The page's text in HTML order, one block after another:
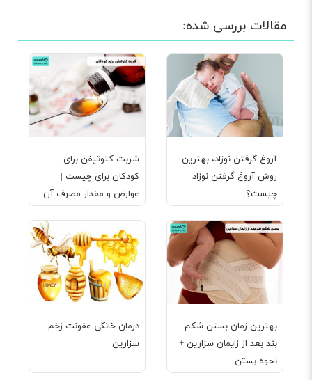
مقالات بررسی شده:
شربت کتوتیفن برای
کودکان برای چیست |
عوارض و مقدار مصرف آن
آروغ گرفتن نوزاد، بهترین
روش آروغ گرفتن نوزاد
چیست؟
درمان خانگی عفونت زخم
سزارین
بهترین زمان بستن شکم
بند بعد از زایمان سزارین +
نحوه بستن...